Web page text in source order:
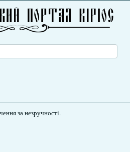
за незручності.